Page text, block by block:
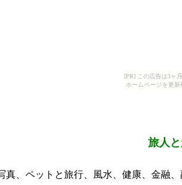
[PR] この広告は3ヶ
ホームページを更
旅人
真、ペットと旅行、風水、健康、金融